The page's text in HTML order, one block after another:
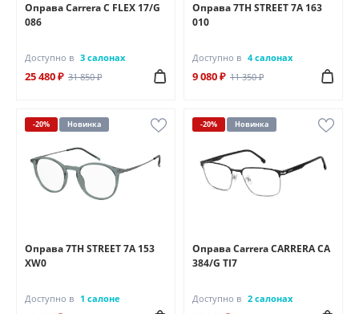
Оправа Carrera C FLEX 17/G
086
Доступно в 3 салонах
25 480 ₽ 31 850 ₽
Оправа 7TH STREET 7A 163
010
Доступно в 4 салонах
9 080 ₽ 11 350 ₽
-20% Новинка
Оправа 7TH STREET 7A 153
XW0
Доступно в 1 салоне
-20% Новинка
Оправа Carrera CARRERA CA
384/G TI7
Доступно в 2 салонах